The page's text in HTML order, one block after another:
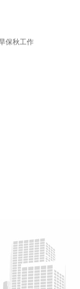
注入强
”的特
在较大
期如
购房家
积金贷
贷款最
购买首
二套住
作会议